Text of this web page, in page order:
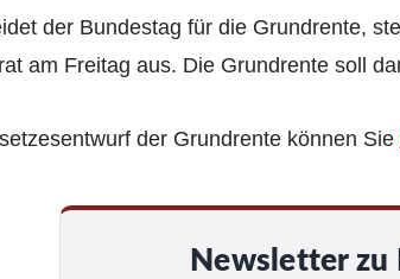
der Bundestag für die Grundrente,
am Freitag aus. Die Grundrente soll
der Grundrente können Sie
Newsletter zu